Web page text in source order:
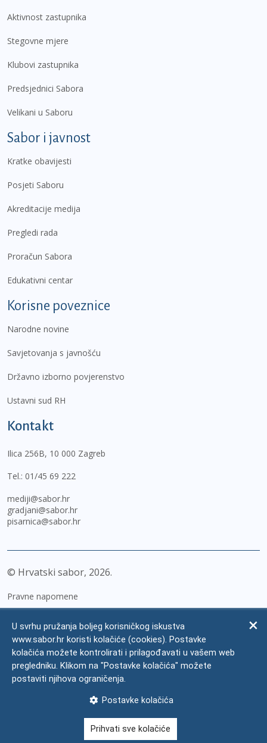
Aktivnost zastupnika
Stegovne mjere
Klubovi zastupnika
Predsjednici Sabora
Velikani u Saboru
Sabor i javnost
Kratke obavijesti
Posjeti Saboru
Akreditacije medija
Pregledi rada
Proračun Sabora
Edukativni centar
Korisne poveznice
Narodne novine
Savjetovanja s javnošću
Državno izborno povjerenstvo
Ustavni sud RH
Kontakt
Ilica 256B, 10 000 Zagreb
Tel.: 01/45 69 222
mediji@sabor.hr
gradjani@sabor.hr
pisarnica@sabor.hr
© Hrvatski sabor, 2026
Pravne napomene
Zaštita osobnih podataka
Impressum
Česta pitanja
U svrhu pružanja boljeg korisničkog iskustva
www.sabor.hr koristi kolačiće (cookies). Postavke
kolačića možete kontrolirati i prilagođavati u vašem web
pregledniku. Klikom na "Postavke kolačića" možete
postaviti njihova ograničenja.
Postavke kolačića
Prihvati sve kolačiće